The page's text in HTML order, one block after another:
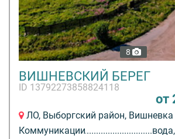
8
ВИШНЕВСКИЙ БЕРЕГ
ID 13792273858824118
от
ЛО, Выборгский район,
Коммуникации